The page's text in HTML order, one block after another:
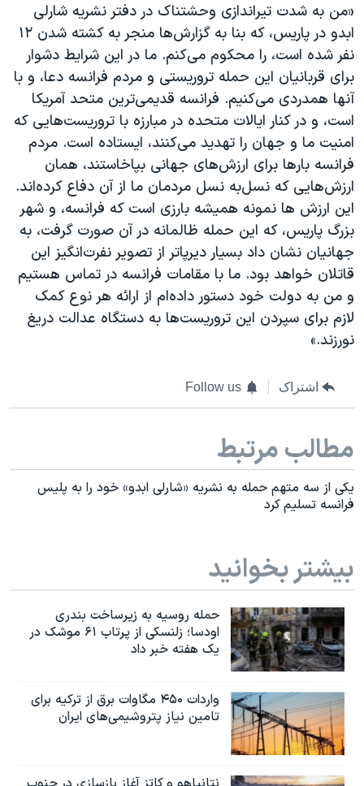
صفحه‌های ویژه
سفر پرزیدنت ترامپ به چین
«من به ‌شدت تیراندازی وحشتناک در دفتر نشریه شارلی
ابدو در پاریس، که بنا به گزارش‌ها منجر به کشته شدن ۱۲
نفر شده است، را محکوم می‌کنم. ما در این شرایط دشوار
برای قربانیان این حمله تروریستی و مردم فرانسه دعا، و با
آنها همدردی می‌کنيم. فرانسه قدیمی‌ترین متحد آمریکا
است، و در کنار ایالات متحده در مبارزه با تروریست‌هایی که
امنیت ما و جهان را تهدید می‌کنند، ایستاده است. مردم
فرانسه بارها برای ارزش‌های جهانی بپاخاستند، همان
ارزش‌هايی که نسل‌به نسل مردمان ما از آن دفاع کرده‌اند.
این ارزش ها نمونه هميشه بارزی است که فرانسه، و شهر
بزرگ پاریس، که این حمله ظالمانه در آن صورت گرفت، به
جهانيان نشان داد بسیار ديرپاتر از تصوير نفرت‌انگيز این
قاتلان خواهد بود. ما با مقامات فرانسه در تماس هستيم
و من به دولت خود دستور داده‌ام از ارائه هر نوع کمک
لازم برای سپردن این تروریست‌ها به دستگاه عدالت دريغ
نورزند.»
اشتراک Follow us
مطالب مرتبط
یکی از سه متهم حمله به نشریه «شارلی ابدو» خود را به پلیس
فرانسه تسلیم کرد
بیشتر بخوانید
حمله روسیه به زیرساخت بندری
اودسا؛ زلنسکی از پرتاب ۶۱ موشک در
یک هفته خبر داد
واردات ۴۵۰ مگاوات برق از ترکیه برای
تامین نیاز پتروشیمی‌های ایران